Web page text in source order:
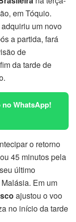
em Tóquio.
adquiriu um novo
a partida, fará
de
da tarde de
no WhatsApp!
o retorno
45 minutos pela
último
Em um
ajustou o voo
no início da tarde